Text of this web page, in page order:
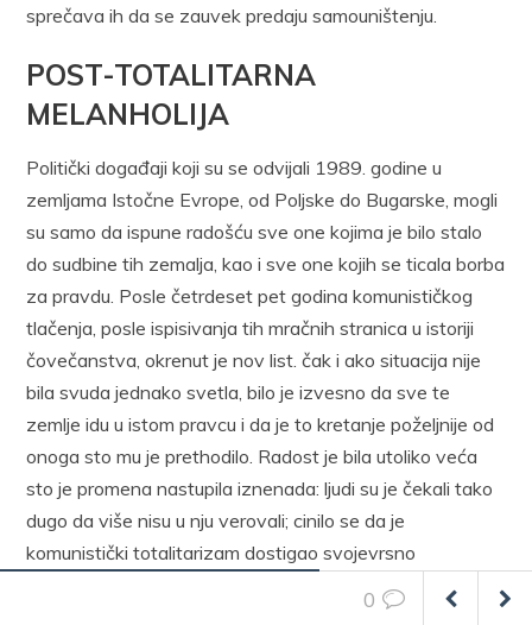
sprečava ih da se zauvek predaju samouništenju.
POST-TOTALITARNA
MELANHOLIJA
Politički događaji koji su se odvijali 1989. godine u
zemljama Istočne Evrope, od Poljske do Bugarske, mogli
su samo da ispune radošću sve one kojima je bilo stalo
do sudbine tih zemalja, kao i sve one kojih se ticala borba
za pravdu. Posle četrdeset pet godina komunističkog
tlačenja, posle ispisivanja tih mračnih stranica u istoriji
čovečanstva, okrenut je nov list. čak i ako situacija nije
bila svuda jednako svetla, bilo je izvesno da sve te
zemlje idu u istom pravcu i da je to kretanje poželjnije od
onoga sto mu je prethodilo. Radost je bila utoliko veća
sto je promena nastupila iznenada: ljudi su je čekali tako
dugo da više nisu u nju verovali; cinilo se da je
komunistički totalitarizam dostigao svojevrsno
savršenstvo, sto je trebalo da mu obezbedi večiti
0